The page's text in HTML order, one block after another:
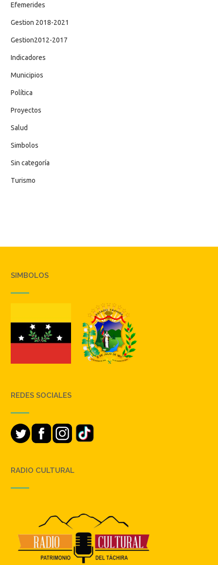
Efemerides
Gestion 2018-2021
Gestion2012-2017
Indicadores
Municipios
Política
Proyectos
Salud
Simbolos
Sin categoría
Turismo
SIMBOLOS
REDES SOCIALES
RADIO CULTURAL